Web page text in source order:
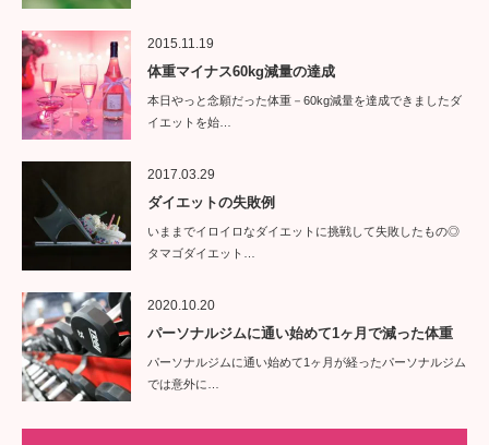
2015.11.19
体重マイナス60kg減量の達成
本日やっと念願だった体重－60kg減量を達成できましたダ
イエットを始…
2017.03.29
ダイエットの失敗例
いままでイロイロなダイエットに挑戦して失敗したもの◎
タマゴダイエット…
2020.10.20
パーソナルジムに通い始めて1ヶ月で減った体重
パーソナルジムに通い始めて1ヶ月が経ったパーソナルジム
では意外に…